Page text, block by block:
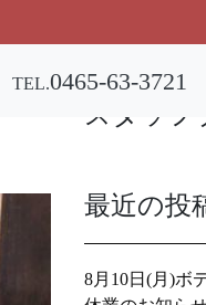
TEL.0465-63-3721
スタッフ
最近の投
8月10日(月)ボ